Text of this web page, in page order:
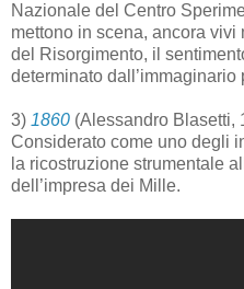
Nazionale del Centro
mettono in scena, ancora
del Risorgimento, il
determinato dall’immaginario
3) 1860 (Alessandro Blasetti,
Considerato come uno degli
la ricostruzione strumentale
dell’impresa dei Mille.